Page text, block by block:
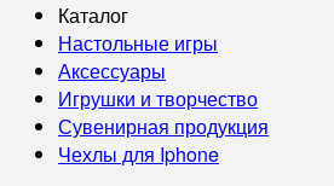
Каталог
Настольные игры
Аксессуары
Игрушки и творчество
Сувенирная продукция
Чехлы для Iphone